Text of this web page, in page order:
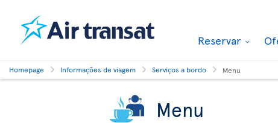
Reservar
Homepage Informações de viagem Serviços a bordo Menu
Menu